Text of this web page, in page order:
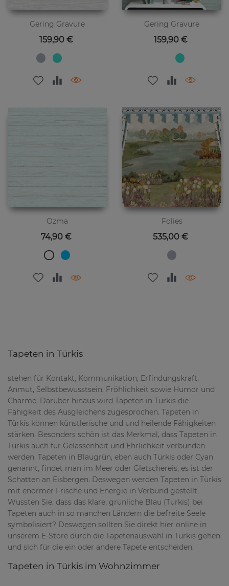
Gering Gravure
Preis
159,90 €
Gering Gravure
Preis
159,90 €
Ozma
Preis
74,90 €
Folies
Preis
535,00 €
Tapeten in Türkis
stehen für Kontakt, Kommunikation, Erfindungskraft,
Anmut, Selbstbewusstsein, Fröhlichkeit sowie Humor und
Charme. Darüber hinaus wird Tapeten in Türkis die
Fähigkeit des Ausgleichens zugesprochen. Tapeten in
Türkis können künstlerische und und heilende Fähigkeiten
stärken. Besonders schön ist das Merkmal, dass Tapeten in
Türkis auch für Gelassenheit und Ehrlichkeit verbunden
werden. Tapeten in Blaugrün, eben auch Türkis oder Cyan
genannt, findet man im Meer oder Gletschereis, es ist der
Schatten an Eisbergen. Deswegen werden Tapeten in Türkis
mit enormer Frische und Energie in Verbund gestellt.
Wussten Sie, dass das klare, grünliche Blau (Türkis) bei
Tapeten auch in so manchen Ländern die befreite Seele
symbolisiert? Deswegen sollten Sie direkt hier online in
unserem E-Store durch die Tapetenauswahl in Türkis gehen
und sich für die ein oder andere Tapete entscheiden.
Tapeten in Türkis im Wohnzimmer